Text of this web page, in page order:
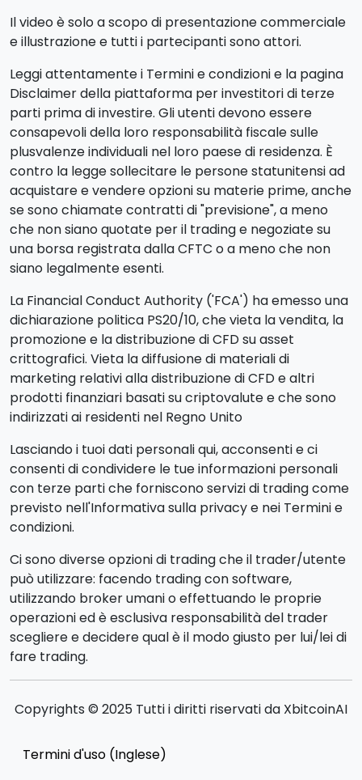
Il video è solo a scopo di presentazione commerciale
e illustrazione e tutti i partecipanti sono attori.
Leggi attentamente i Termini e condizioni e la pagina
Disclaimer della piattaforma per investitori di terze
parti prima di investire. Gli utenti devono essere
consapevoli della loro responsabilità fiscale sulle
plusvalenze individuali nel loro paese di residenza. È
contro la legge sollecitare le persone statunitensi ad
acquistare e vendere opzioni su materie prime, anche
se sono chiamate contratti di "previsione", a meno
che non siano quotate per il trading e negoziate su
una borsa registrata dalla CFTC o a meno che non
siano legalmente esenti.
La Financial Conduct Authority ('FCA') ha emesso una
dichiarazione politica PS20/10, che vieta la vendita, la
promozione e la distribuzione di CFD su asset
crittografici. Vieta la diffusione di materiali di
marketing relativi alla distribuzione di CFD e altri
prodotti finanziari basati su criptovalute e che sono
indirizzati ai residenti nel Regno Unito
Lasciando i tuoi dati personali qui, acconsenti e ci
consenti di condividere le tue informazioni personali
con terze parti che forniscono servizi di trading come
previsto nell'Informativa sulla privacy e nei Termini e
condizioni.
Ci sono diverse opzioni di trading che il trader/utente
può utilizzare: facendo trading con software,
utilizzando broker umani o effettuando le proprie
operazioni ed è esclusiva responsabilità del trader
scegliere e decidere qual è il modo giusto per lui/lei di
fare trading.
Copyrights © 2025 Tutti i diritti riservati da XbitcoinAI
Termini d'uso (Inglese)